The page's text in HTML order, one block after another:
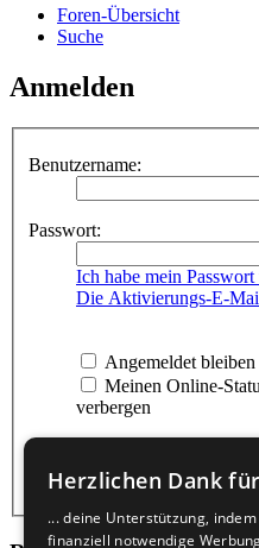
Foren-Übersicht
Suche
Anmelden
Benutzername:
Passwort:
Ich habe mein Passwort
Die Aktivierungs-E-
Angemeldet bleiben
Meinen Online-
verbergen
Herzlichen Dank
... deine Unterstützung,
finanziell notwendige